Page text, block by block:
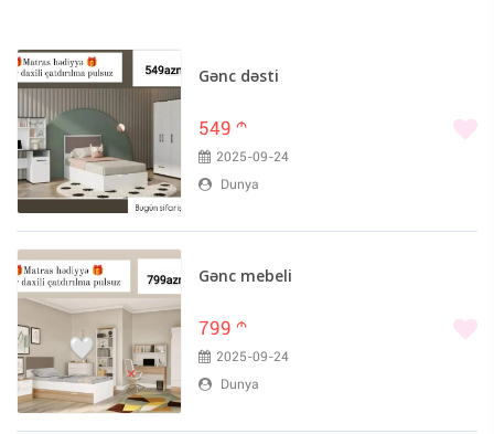
Gənc dəsti
549 m
2025-09-24
Dunya
Gənc mebeli
799 m
2025-09-24
Dunya